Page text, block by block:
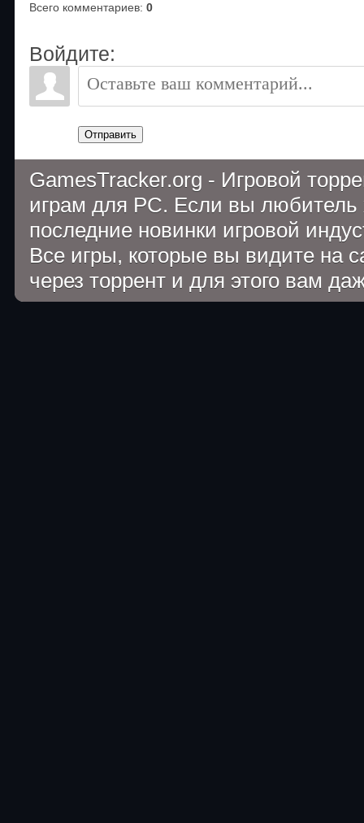
Всего комментариев: 0
Войдите:
Отправить
GamesTracker.org - Игровой
играм для PC. Если вы
последние новинки игровой
Все игры, которые вы видите на
через торрент и для этого вам